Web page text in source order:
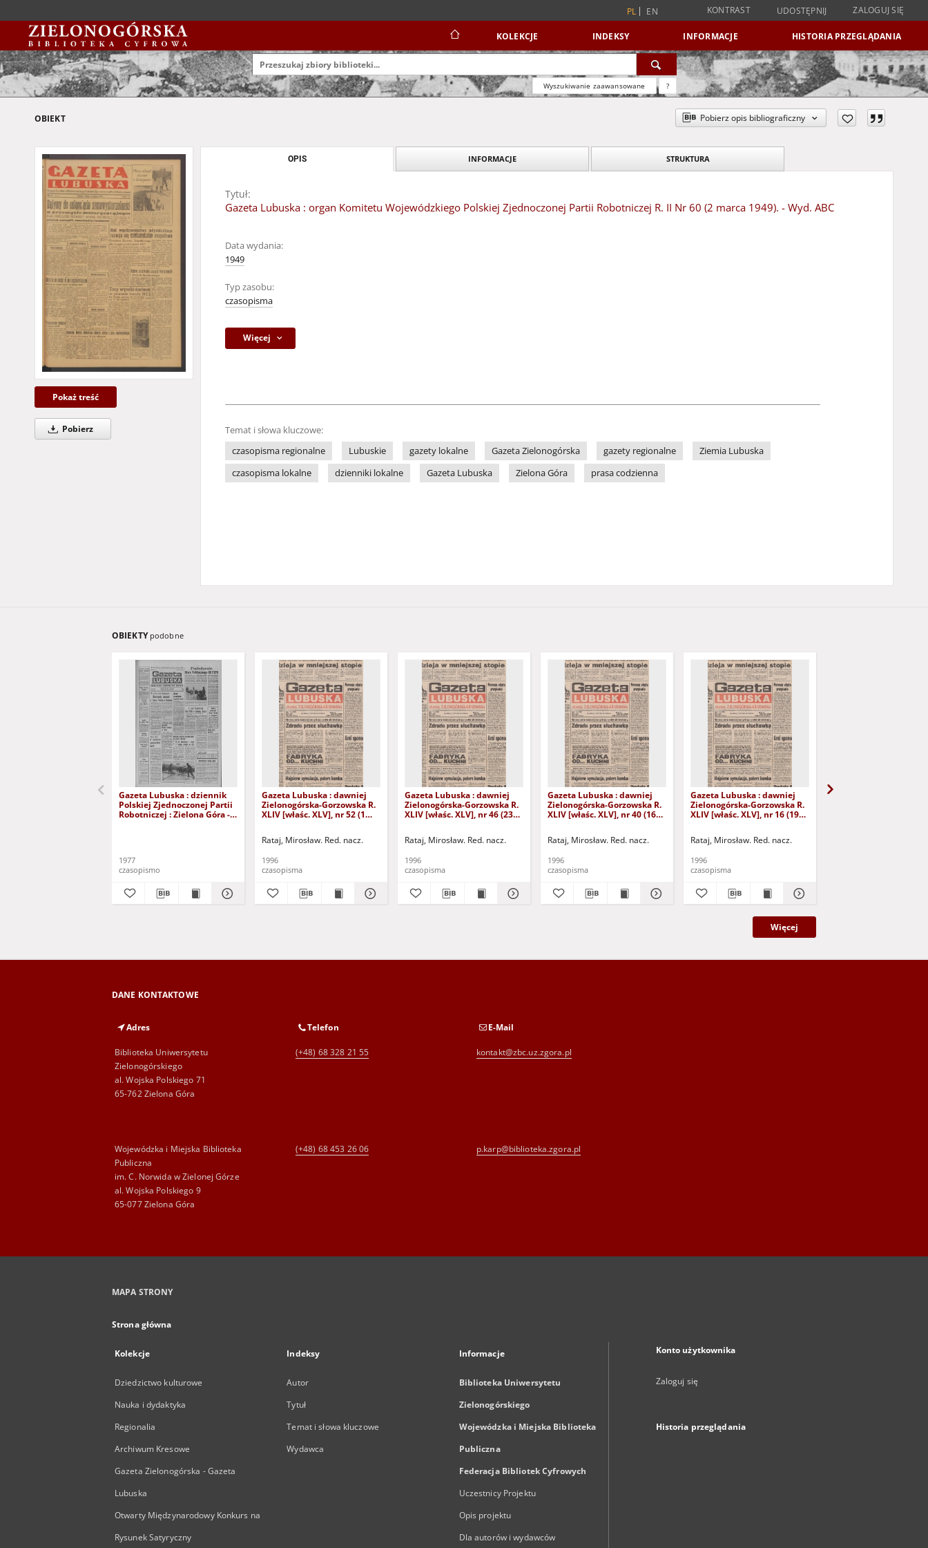
PL EN KONTRAST UDOSTĘPNIJ ZALOGUJ SIĘ
KOLEKCJE INDEKSY INFORMACJE HISTORIA PRZEGLĄDANIA
Wyszukiwanie zaawansowane ?
OBIEKT Pobierz opis bibliograficzny
Pokaż treść
Pobierz
OPIS INFORMACJE STRUKTURA
Tytuł:
Gazeta Lubuska : organ Komitetu Wojewódzkiego Polskiej Zjednoczonej Partii Robotniczej R. II Nr 60 (2 marca 1949). - Wyd. ABC
Data wydania:
1949
Typ zasobu:
czasopisma
Więcej
Temat i słowa kluczowe:
czasopisma regionalne
Lubuskie gazety lokalne Gazeta Zielonogórska gazety regionalne
Ziemia Lubuska
czasopisma lokalne
dzienniki lokalne Gazeta Lubuska Zielona Góra prasa codzienna
OBIEKTY podobne
Gazeta Lubuska : dziennik
Polskiej Zjednoczonej Partii
Robotniczej : Zielona Góra -
1977
czasopismo
Gazeta Lubuska : dawniej
Zielonogórska-Gorzowska R.
XLIV [właśc. XLV], nr 52 (1
Rataj, Mirosław. Red. nacz.
1996
czasopisma
Gazeta Lubuska : dawniej
Zielonogórska-Gorzowska R.
XLIV [właśc. XLV], nr 46 (23
Rataj, Mirosław. Red. nacz.
1996
czasopisma
Gazeta Lubuska : dawniej
Zielonogórska-Gorzowska R.
XLIV [właśc. XLV], nr 40 (16
Rataj, Mirosław. Red. nacz.
1996
czasopisma
Gazeta Lubuska : dawniej
Zielonogórska-Gorzowska R.
XLIV [właśc. XLV], nr 16 (19
Rataj, Mirosław. Red. nacz.
1996
czasopisma
Więcej
DANE KONTAKTOWE
Adres
Biblioteka Uniwersytetu
Zielonogórskiego
al. Wojska Polskiego 71
65-762 Zielona Góra
Telefon
(+48) 68 328 21 55
E-Mail
kontakt@zbc.uz.zgora.pl
Wojewódzka i Miejska Biblioteka
Publiczna
im. C. Norwida w Zielonej Górze
al. Wojska Polskiego 9
65-077 Zielona Góra
(+48) 68 453 26 06 p.karp@biblioteka.zgora.pl
MAPA STRONY
Strona główna
Kolekcje
Dziedzictwo kulturowe
Nauka i dydaktyka
Regionalia
Archiwum Kresowe
Gazeta Zielonogórska - Gazeta
Lubuska
Otwarty Międzynarodowy Konkurs na
Rysunek Satyryczny
Indeksy
Autor
Tytuł
Temat i słowa kluczowe
Wydawca
Informacje
Biblioteka Uniwersytetu
Zielonogórskiego
Wojewódzka i Miejska Biblioteka
Publiczna
Federacja Bibliotek Cyfrowych
Uczestnicy Projektu
Opis projektu
Dla autorów i wydawców
Konto użytkownika
Zaloguj się
Historia przeglądania